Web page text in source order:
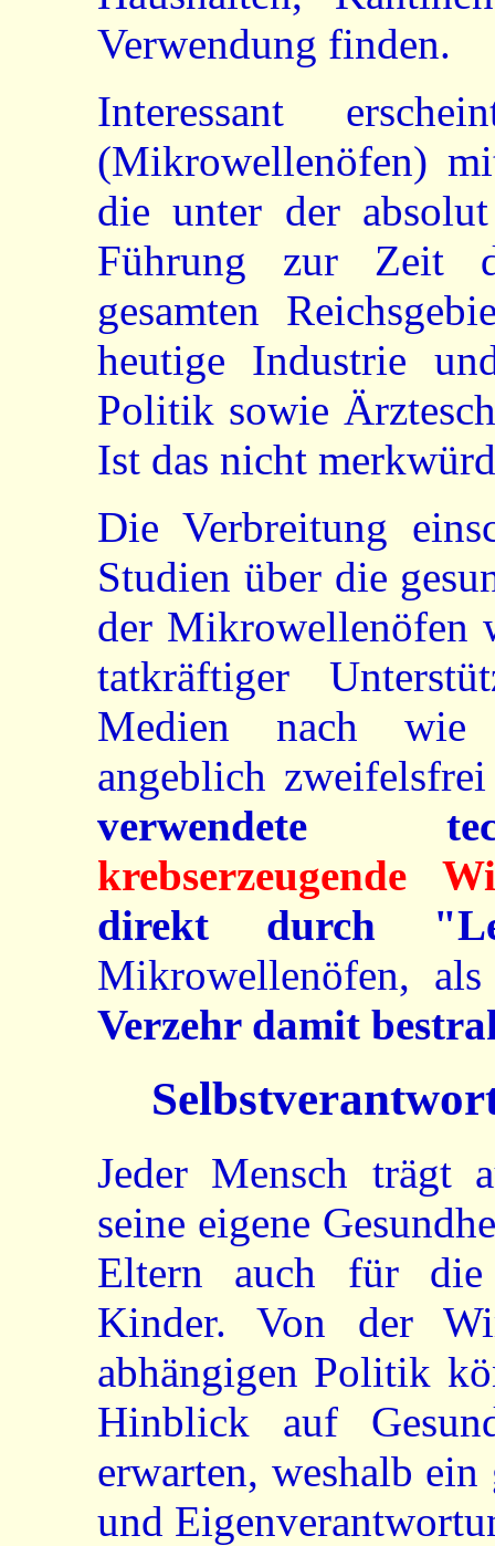
Verwendung finden.
Interessant
(Mikrowellenöfen)
die unter der
Führung zur Zeit
gesamten
heutige Industrie
Politik sowie
Ist das nicht
Die Verbreitung
Studien über die
der Mikrowellenöfen
tatkräftiger
Medien nach wie
angeblich
verwendete
krebserzeugende
direkt durch
Mikrowellenöfen,
Verzehr damit
Jeder Mensch trägt
seine eigene
Eltern auch für die
Kinder. Von der
abhängigen Politik
Hinblick auf
erwarten, weshalb ein
und